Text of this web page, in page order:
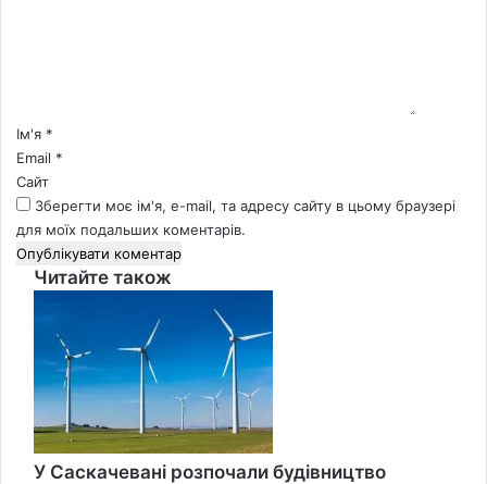
*Ім'я *
Email *
Сайт
Зберегти моє ім'я, e-mail, та адресу сайту в цьому браузері
для моїх подальших коментарів.
Читайте також
У Саскачевані розпочали будівництво